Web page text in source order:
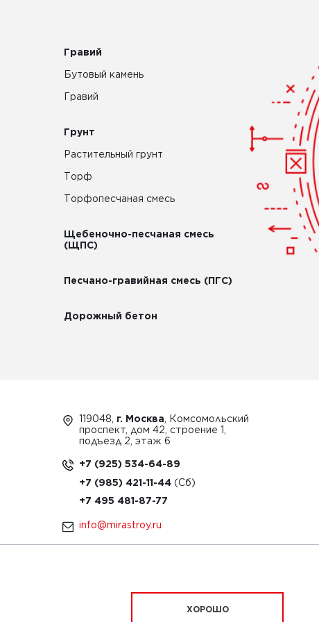
Гравий
Бутовый камень
Гравий
Грунт
Растительный грунт
Торф
Торфопесчаная смесь
Щебеночно-песчаная смесь
(ЩПС)
Песчано-гравийная смесь (ПГС)
Дорожный бетон
119048, г. Москва , Комсомольский
проспект, дом 42, строение 1,
подъезд 2, этаж 6
+7 (925) 534-64-89
+7 (985) 421-11-44
+7 495 481-87-77
info@mirastroy.ru
ХОРОШО